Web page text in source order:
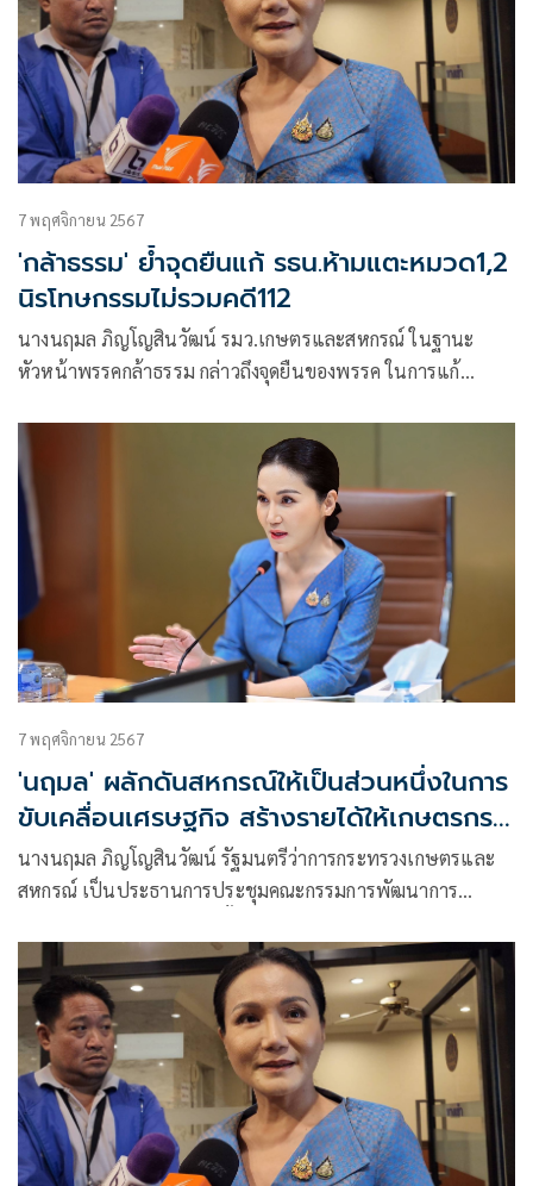
7 พฤศจิกายน 2567
'กล้าธรรม' ย้ำจุดยืนแก้ รธน.ห้ามแตะหมวด1,2
นิรโทษกรรมไม่รวมคดี112
นางนฤมล ภิญโญสินวัฒน์ รมว.เกษตรและสหกรณ์ ในฐานะ
หัวหน้าพรรคกล้าธรรม กล่าวถึงจุดยืนของพรรค ในการแก้
7 พฤศจิกายน 2567
'นฤมล' ผลักดันสหกรณ์ให้เป็นส่วนหนึ่งในการ
ขับเคลื่อนเศรษฐกิจ สร้างรายได้ให้เกษตรกร
อย่างยั่งยืน
นางนฤมล ภิญโญสินวัฒน์ รัฐมนตรีว่าการกระทรวงเกษตรและ
สหกรณ์ เป็นประธานการประชุมคณะกรรมการพัฒนาการ